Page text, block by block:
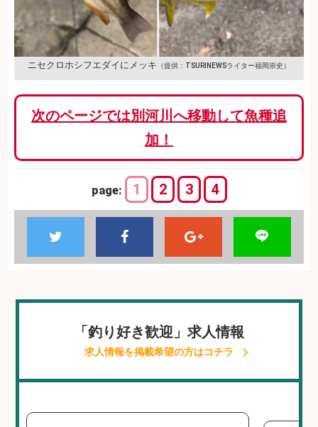
ニセクロホシフエダイにメッキ （提供：TSURINEWSライター福岡崇史）
次のページでは別河川へ移動して魚種追
加！
page: 1 2 3 4
「釣り好き歓迎」求人情報
求人情報を掲載希望の方はコチラ